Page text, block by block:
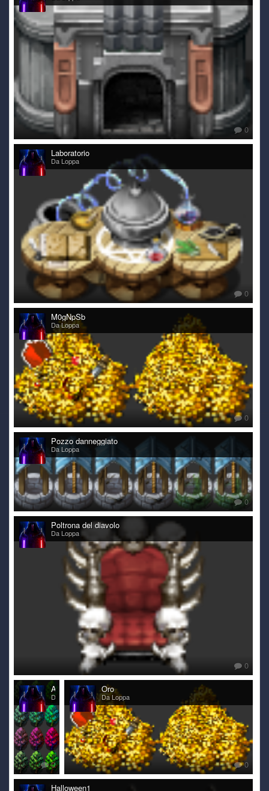
0
Laboratorio
Da Loppa
0
M0gNpSb
Da Loppa
0
Pozzo danneggiato
Da Loppa
0
Poltrona del diavolo
Da Loppa
0
0
Oro
Da Loppa
0
Halloween1